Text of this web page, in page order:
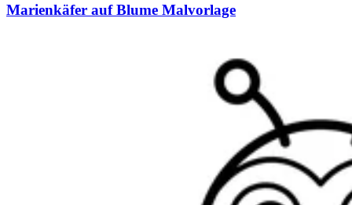
Marienkäfer auf Blume Malvorlage